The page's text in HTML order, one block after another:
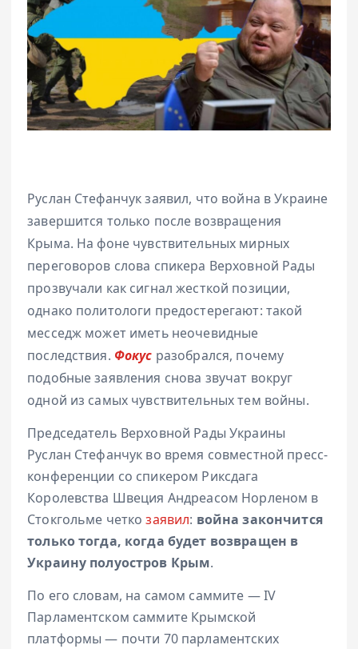
Руслан Стефанчук заявил, что война в Украине
завершится только после возвращения
Крыма. На фоне чувствительных мирных
переговоров слова спикера Верховной Рады
прозвучали как сигнал жесткой позиции,
однако политологи предостерегают: такой
месседж может иметь неочевидные
последствия. Фокус разобрался, почему
подобные заявления снова звучат вокруг
одной из самых чувствительных тем войны.
Председатель Верховной Рады Украины
Руслан Стефанчук во время совместной пресс-
конференции со спикером Риксдага
Королевства Швеция Андреасом Норленом в
Стокгольме четкозаявил: война закончится
только тогда, когда будет возвращен в
Украину полуостров Крым.
По его словам, на самом саммите — IV
Парламентском саммите Крымской
платформы — почти 70 парламентских